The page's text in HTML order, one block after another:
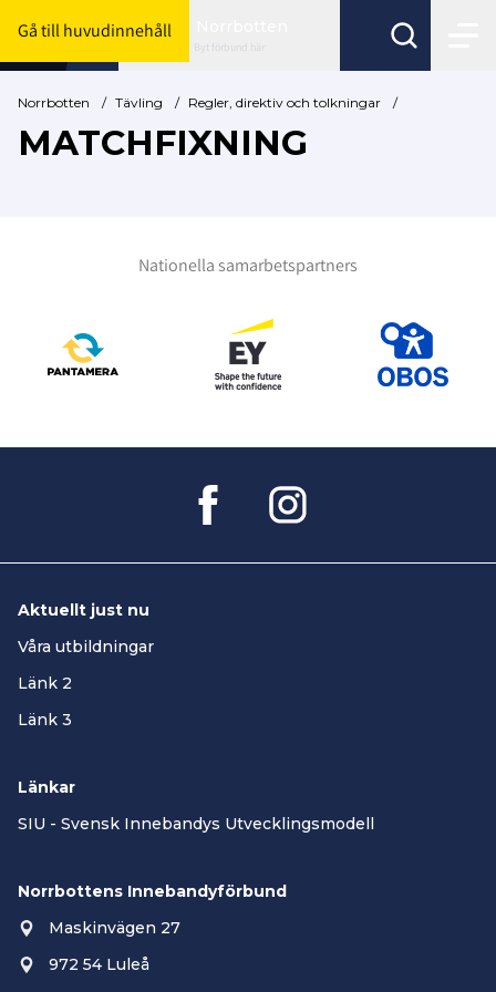
Gå till huvudinnehåll
Byt förbund här
Norrbotten / Tävling / Regler, direktiv och tolkningar /
MATCHFIXNING
Nationella samarbetspartners
Aktuellt just nu
Våra utbildningar
Länk 2
Länk 3
Länkar
SIU - Svensk Innebandys Utvecklingsmodell
Norrbottens Innebandyförbund
Maskinvägen 27
972 54 Luleå